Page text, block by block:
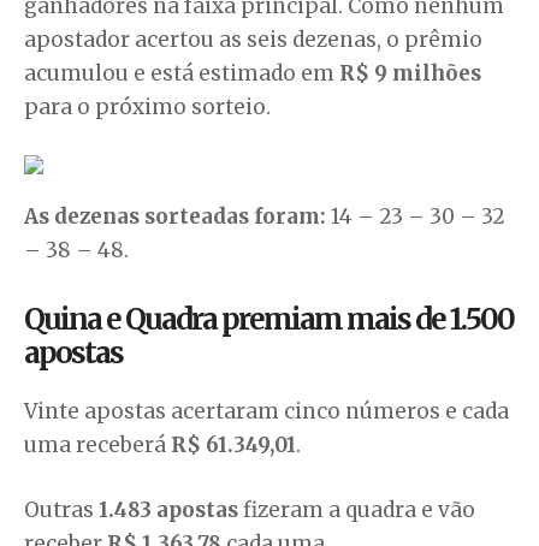
ganhadores na faixa principal. Como nenhum
apostador acertou as seis dezenas, o prêmio
acumulou e está estimado em R$ 9 milhões
para o próximo sorteio.
As dezenas sorteadas foram: 14 – 23 – 30 – 32
– 38 – 48.
Quina e Quadra premiam mais de 1.500
apostas
Vinte apostas acertaram cinco números e cada
uma receberá R$ 61.349,01.
Outras 1.483 apostasfizeram a quadra e vão